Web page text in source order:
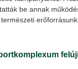
be annak